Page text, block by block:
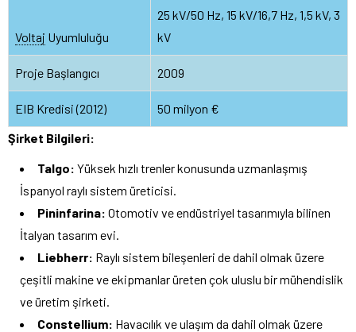
Voltaj Uyumluluğu
25 kV/50 Hz, 15 kV/16,7 Hz, 1,5 kV, 3
kV
Proje Başlangıcı 2009
EIB Kredisi (2012)
50 milyon €
Şirket Bilgileri:
Talgo: Yüksek hızlı trenler konusunda uzmanlaşmış
İspanyol raylı sistem üreticisi.
Pininfarina: Otomotiv ve endüstriyel tasarımıyla bilinen
İtalyan tasarım evi.
Liebherr: Raylı sistem bileşenleri de dahil olmak üzere
çeşitli makine ve ekipmanlar üreten çok uluslu bir mühendislik
ve üretim şirketi.
Constellium: Havacılık ve ulaşım da dahil olmak üzere